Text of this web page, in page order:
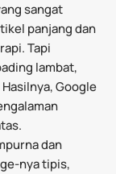
sangat
panjang dan
Tapi
lambat,
Google
dan
nya tipis,